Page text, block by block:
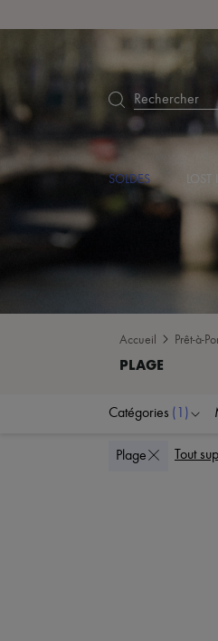
Rechercher
SOLDES LOST
Accueil Prêt-à-
Catégories (1)
Plage Tout